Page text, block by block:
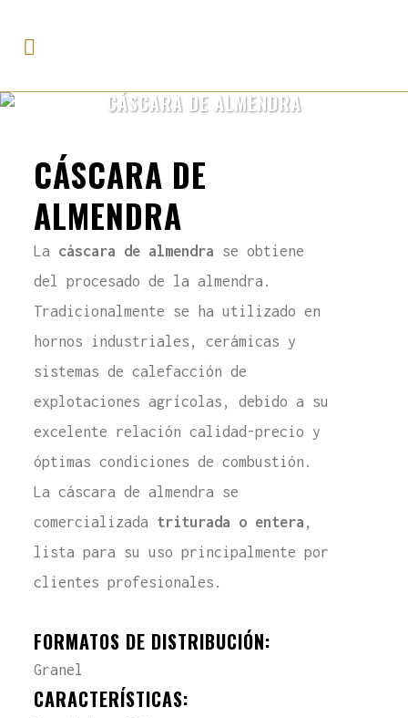
CÁSCARA DE ALMENDRA
CÁSCARA DE
ALMENDRA
La cáscara de almendra se obtiene
del procesado de la almendra.
Tradicionalmente se ha utilizado en
hornos industriales, cerámicas y
sistemas de calefacción de
explotaciones agrícolas, debido a su
excelente relación calidad-precio y
óptimas condiciones de combustión.
La cáscara de almendra se
comercializada triturada o entera ,
lista para su uso principalmente por
clientes profesionales.
FORMATOS DE DISTRIBUCIÓN:
Granel
CARACTERÍSTICAS: